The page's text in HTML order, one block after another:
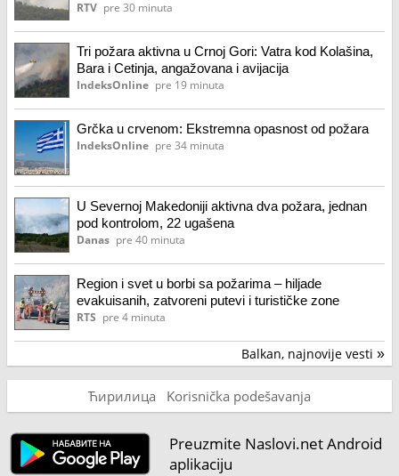
RTV pre 30 minuta
Tri požara aktivna u Crnoj Gori: Vatra kod Kolašina,
Bara i Cetinja, angažovana i avijacija
IndeksOnline pre 19 minuta
Grčka u crvenom: Ekstremna opasnost od požara
IndeksOnline pre 34 minuta
U Severnoj Makedoniji aktivna dva požara, jednan
pod kontrolom, 22 ugašena
Danas pre 40 minuta
Region i svet u borbi sa požarima – hiljade
evakuisanih, zatvoreni putevi i turističke zone
RTS pre 4 minuta
Balkan, najnovije vesti »
Ћирилица Korisnička podešavanja
Preuzmite Naslovi.net Android
aplikaciju